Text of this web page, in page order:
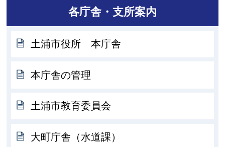
各庁舎・支所案内
土浦市役所 本庁舎
本庁舎の管理
土浦市教育委員会
大町庁舎（水道課）